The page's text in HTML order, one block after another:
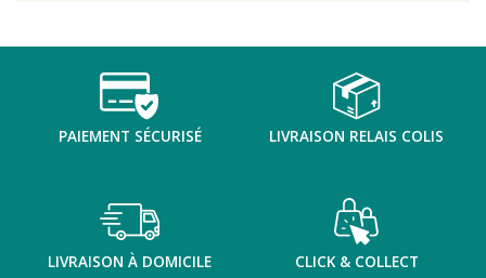
PAIEMENT SÉCURISÉ LIVRAISON RELAIS COLIS
LIVRAISON À DOMICILE CLICK & COLLECT